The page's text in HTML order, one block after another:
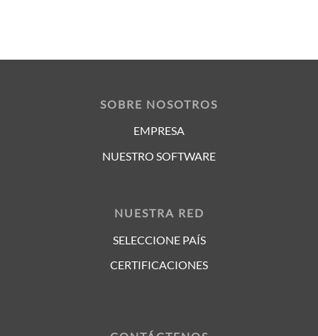
SOBRE NOSOTROS
EMPRESA
NUESTRO SOFTWARE
NUESTRA RED
SELECCIONE PAÍS
CERTIFICACIONES